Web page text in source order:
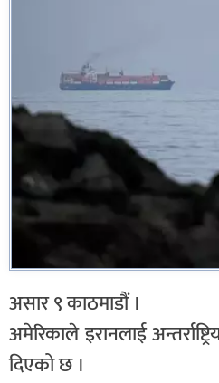
असार ९ काठमाडौं ।
अमेरिकाले इरानलाई
दिएको छ ।